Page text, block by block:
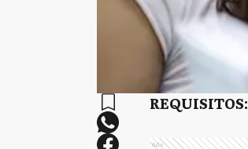
REQUISITOS:
Ads